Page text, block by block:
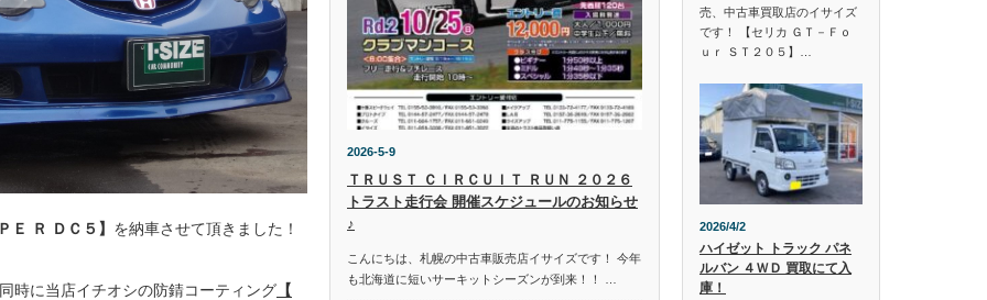
Ｅ Ｒ ＤＣ５】 を納車させて頂きました！
時に当店イチオシの防錆コーティング 【
2026-5-9
ＴＲＵＳＴ ＣＩＲＣＵＩＴ ＲＵＮ ２０２６
トラスト走行会 開催スケジュールのお知らせ
♪
こんにちは、札幌の中古車販売店イサイズです！ 今年
も北海道に短いサーキットシーズンが到来！！ …
売、中古車買取店のイサイズ
です！ 【セリカ ＧＴ－Ｆｏ
ｕｒ ＳＴ２０５】…
2026/4/2
ハイゼット トラック パネ
ルバン ４ＷＤ 買取にて入
庫！